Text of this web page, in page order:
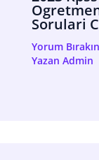
Sorulari
Yorum Bırakın
Yazan Admin